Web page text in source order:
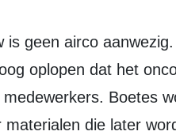
oplopen dat het
medewerkers. Boetes
materialen die later